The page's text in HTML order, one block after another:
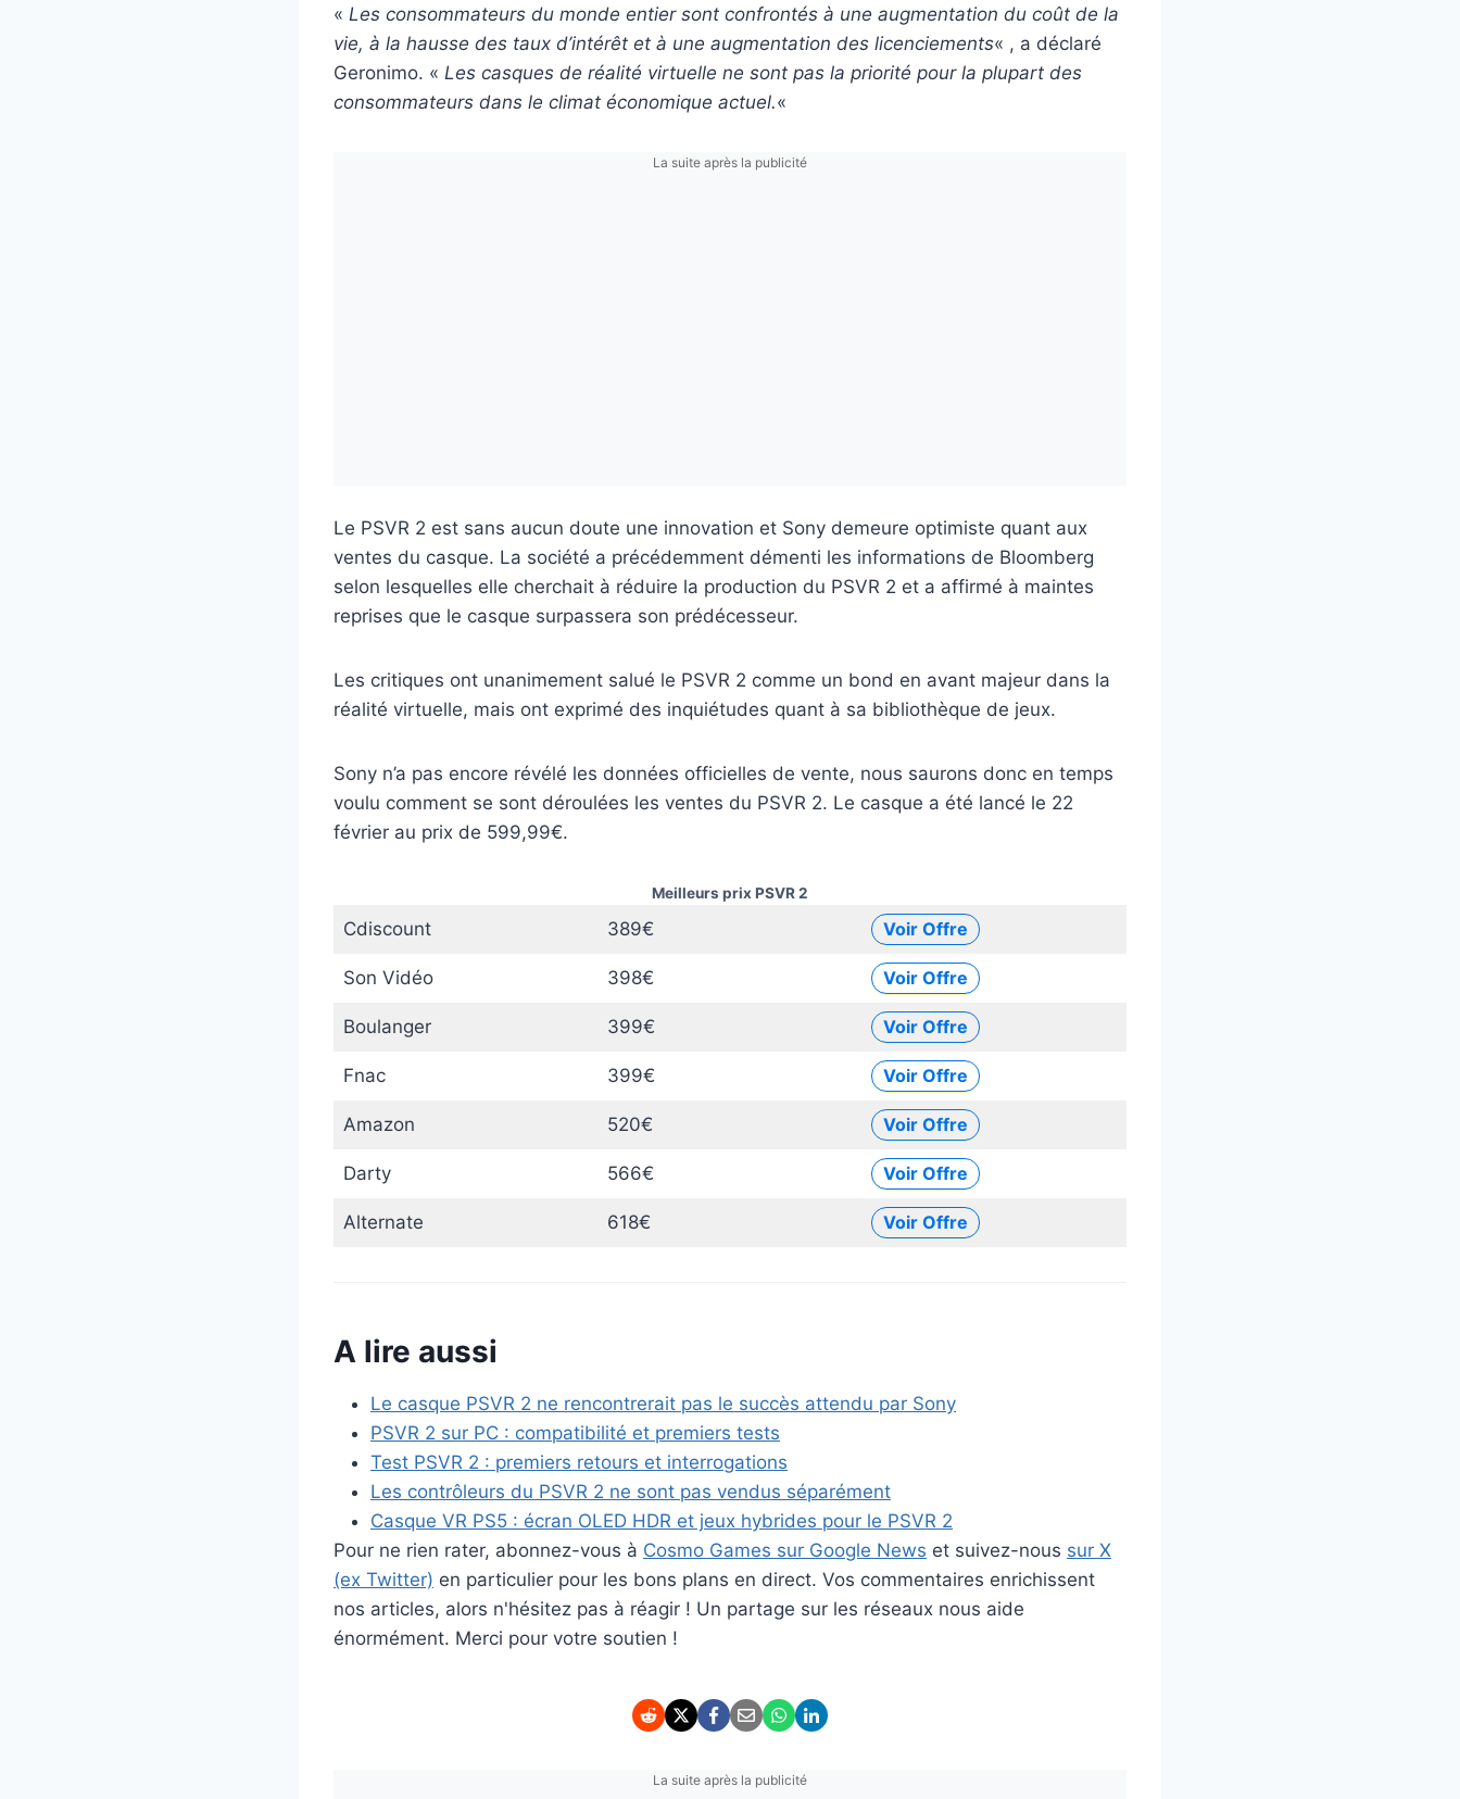
« Les consommateurs du monde entier sont confrontés à une augmentation du coût de la
vie, à la hausse des taux d’intérêt et à une augmentation des licenciements« , a déclaré
Geronimo. « Les casques de réalité virtuelle ne sont pas la priorité pour la plupart des
consommateurs dans le climat économique actuel.«
La suite après la publicité
Le PSVR 2 est sans aucun doute une innovation et Sony demeure optimiste quant aux
ventes du casque. La société a précédemment démenti les informations de Bloomberg
selon lesquelles elle cherchait à réduire la production du PSVR 2 et a affirmé à maintes
reprises que le casque surpassera son prédécesseur.
Les critiques ont unanimement salué le PSVR 2 comme un bond en avant majeur dans la
réalité virtuelle, mais ont exprimé des inquiétudes quant à sa bibliothèque de jeux.
Sony n’a pas encore révélé les données officielles de vente, nous saurons donc en temps
voulu comment se sont déroulées les ventes du PSVR 2. Le casque a été lancé le 22
février au prix de 599,99€.
Cdiscount 389€ Voir Offre
Son Vidéo 398€ Voir Offre
Boulanger 399€ Voir Offre
Fnac 399€ Voir Offre
Amazon 520€ Voir Offre
Darty 566€ Voir Offre
Alternate 618€ Voir Offre
Meilleurs prix PSVR 2
A lire aussi
Le casque PSVR 2 ne rencontrerait pas le succès attendu par Sony
PSVR 2 sur PC : compatibilité et premiers tests
Test PSVR 2 : premiers retours et interrogations
Les contrôleurs du PSVR 2 ne sont pas vendus séparément
Casque VR PS5 : écran OLED HDR et jeux hybrides pour le PSVR 2
Pour ne rien rater, abonnez-vous à Cosmo Games sur Google News et suivez-nous sur X
(ex Twitter) en particulier pour les bons plans en direct. Vos commentaires enrichissent
nos articles, alors n'hésitez pas à réagir ! Un partage sur les réseaux nous aide
énormément. Merci pour votre soutien !
La suite après la publicité